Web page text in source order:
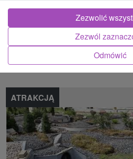
Znalazłeś błąd lub chcesz polecić
Zgłoś błąd
ATRAKCJĄ
Odmówić
Zezwól
Zezwolić